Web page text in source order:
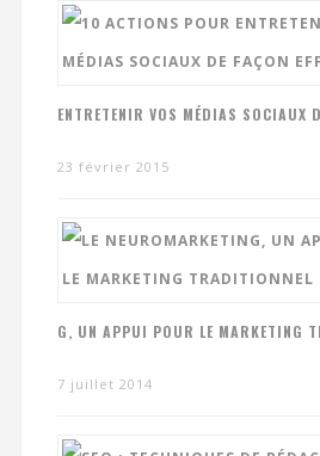
ENTRETENIR VOS MÉDIAS SOCIAUX
23 février 2015
G, UN APPUI POUR LE MARKETING
7 juillet 2014